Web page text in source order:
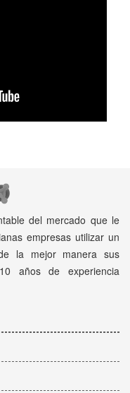
del mercado que le
empresas utilizar un
la mejor manera sus
años de experiencia